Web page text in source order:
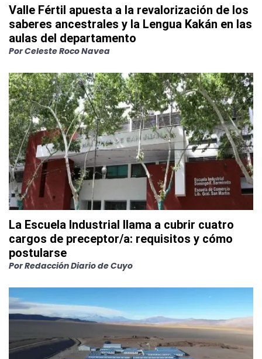
Valle Fértil apuesta a la revalorización de los
saberes ancestrales y la Lengua Kakán en las
aulas del departamento
PorCeleste Roco Navea
La Escuela Industrial llama a cubrir cuatro
cargos de preceptor/a: requisitos y cómo
postularse
PorRedacción Diario de Cuyo